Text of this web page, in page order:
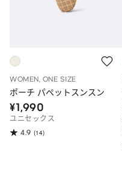
WOMEN, ONE SIZE
ポーチ パペットスンスン
¥1,990
ユニセックス
4.9 (14)